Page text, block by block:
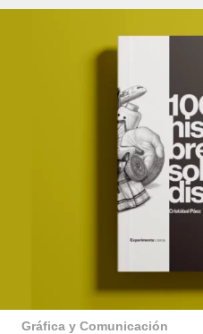
Gráfica y Comunicación